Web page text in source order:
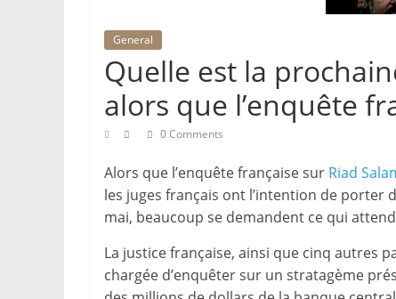
General
Quelle est la
alors que l’enquête
0 Comments
Alors que l’enquête française sur Riad
les juges français ont l’intention de porter
mai, beaucoup se demandent ce qui
La justice française, ainsi que cinq autres
chargée d’enquêter sur un stratagème